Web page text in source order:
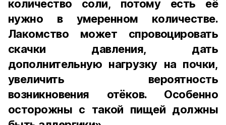
количество соли, потому есть её
нужно в умеренном количестве.
Лакомство может спровоцировать
скачки давления, дать
дополнительную нагрузку на почки,
увеличить вероятность
возникновения отёков. Особенно
осторожны с такой пищей должны